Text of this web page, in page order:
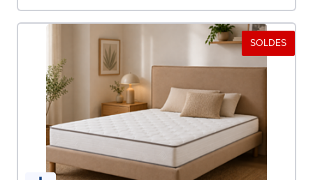
SOLDES